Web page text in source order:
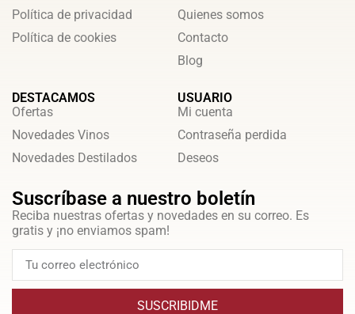
Política de privacidad
Política de cookies
Quienes somos
Contacto
Blog
DESTACAMOS
Ofertas
Novedades Vinos
Novedades Destilados
USUARIO
Mi cuenta
Contraseña perdida
Deseos
Suscríbase a nuestro boletín
Reciba nuestras ofertas y novedades en su correo. Es
gratis y ¡no enviamos spam!
SUSCRIBIDME